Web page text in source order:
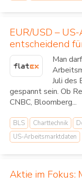
EUR/USD –
entscheidend
Man
Juli des
gespannt sein. Ob
CNBC, Bloomberg...
BLS Charttechnik
US-Arbeitsmarktdaten
Aktie im Fokus: